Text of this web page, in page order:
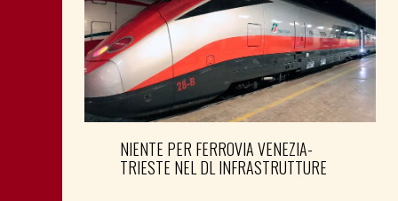
NIENTE PER FERROVIA VENEZIA-
TRIESTE NEL DL INFRASTRUTTURE